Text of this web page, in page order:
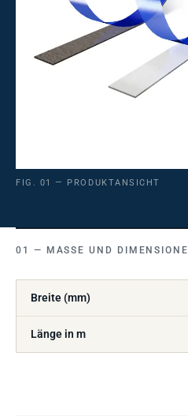
FIG. 01 — PRODUKTANSICHT
MASSE UND DIMENSIONEN
Breite (mm)
Länge in m